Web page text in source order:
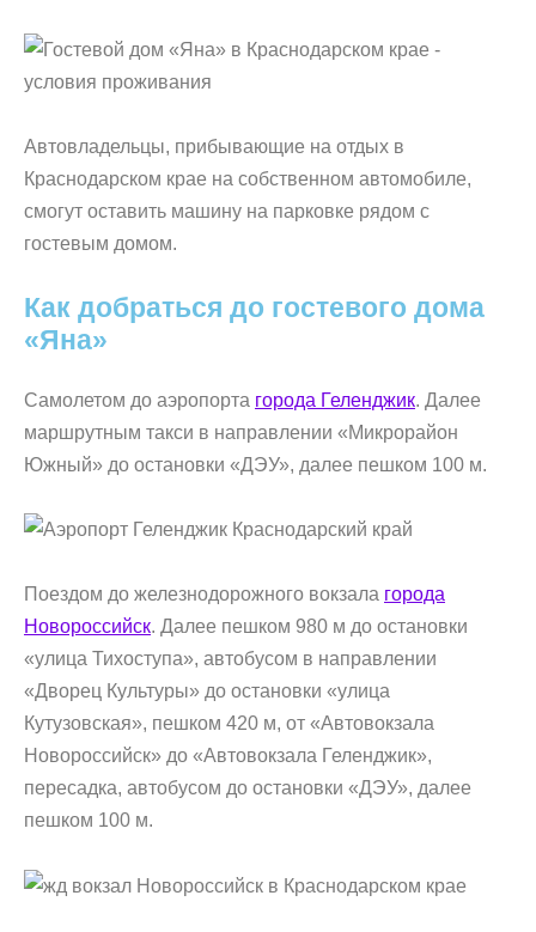
Автовладельцы, прибывающие на отдых в
Краснодарском крае на собственном автомобиле,
смогут оставить машину на парковке рядом с
гостевым домом.
Как добраться до гостевого дома
«Яна»
Самолетом до аэропорта города Геленджик. Далее
маршрутным такси в направлении «Микрорайон
Южный» до остановки «ДЭУ», далее пешком 100 м.
Поездом до железнодорожного вокзала города
Новороссийск. Далее пешком 980 м до остановки
«улица Тихоступа», автобусом в направлении
«Дворец Культуры» до остановки «улица
Кутузовская», пешком 420 м, от «Автовокзала
Новороссийск» до «Автовокзала Геленджик»,
пересадка, автобусом до остановки «ДЭУ», далее
пешком 100 м.